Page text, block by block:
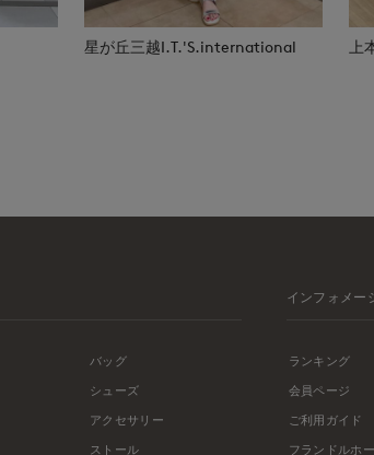
星が丘三越I.T.'S.international
バッグ
シューズ
アクセサリー
ストール
インフォメー
ランキング
会員ページ
ご利用ガイド
フランドルホ